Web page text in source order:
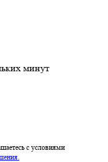
минут
c условиями